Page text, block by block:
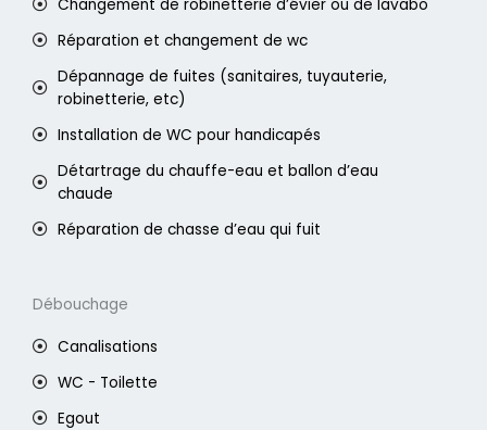
Changement de robinetterie d’évier ou de lavabo
Réparation et changement de wc
Dépannage de fuites (sanitaires, tuyauterie,
robinetterie, etc)
Installation de WC pour handicapés
Détartrage du chauffe-eau et ballon d’eau
chaude
Réparation de chasse d’eau qui fuit
Débouchage
Canalisations
WC - Toilette
Egout